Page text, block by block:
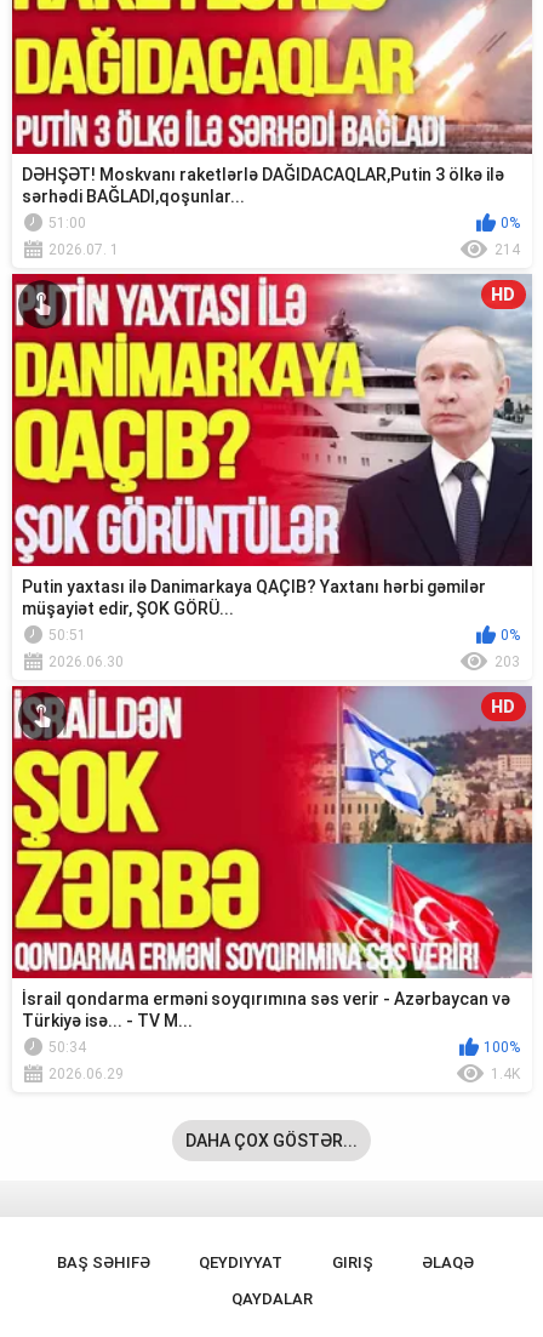
DƏHŞƏT! Moskvanı raketlərlə DAĞIDACAQLAR,Putin 3 ölkə ilə
sərhədi BAĞLADI,qoşunlar...
51:00
0%
2026.07. 1
214
HD
Putin yaxtası ilə Danimarkaya QAÇIB? Yaxtanı hərbi gəmilər
müşayiət edir, ŞOK GÖRÜ...
50:51
0%
2026.06.30
203
HD
İsrail qondarma erməni soyqırımına səs verir - Azərbaycan və
Türkiyə isə... - TV M...
50:34
100%
2026.06.29
1.4K
DAHA ÇOX GÖSTƏR...
BAŞ SƏHIFƏ QEYDIYYAT GIRIŞ
ƏLAQƏ
QAYDALAR